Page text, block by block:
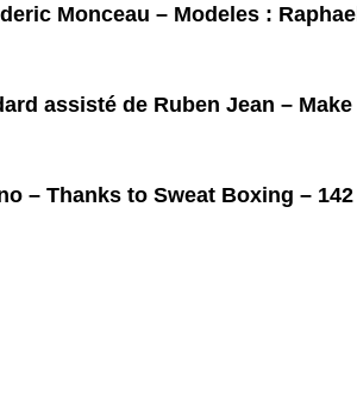
Monceau – Modeles :
assisté de Ruben Jean –
– Thanks to Sweat Boxing –